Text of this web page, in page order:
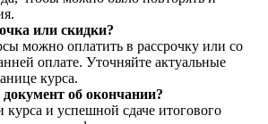
или скидки?
можно оплатить в рассрочку или со
оплате. Уточняйте актуальные
курса.
об окончании?
и успешной сдаче итогового